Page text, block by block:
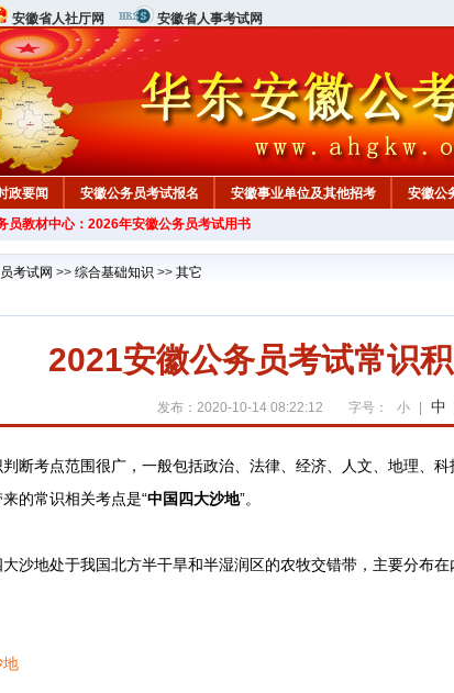
安徽省人社厅网 安徽省人事考试网
政要闻 安徽公务员考试报名 安徽事业单位及其他招考 安徽公
教材中心
员教材中心：2026年安徽公务员考试用书
考试网 >> 综合基础知识 >> 其它
2021安徽公务员考试常识
发布：2020-10-14 08:22:12 字号： 小 中
考点范围很广，一般包括政治、法律、经济、人文、地理、科
的常识相关考点是“中国四大沙地”。
地处于我国北方半干旱和半湿润区的农牧交错带，主要分布在
地